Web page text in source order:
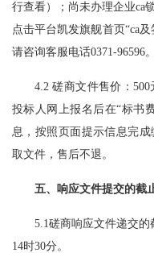
行查看）；尚未办理企业ca
点击平台凯发旗舰首页“ca
请咨询客服电话0371-96596。
4.2 磋商文件售价：
投标人网上报名后在“标书
息，按照页面提示信息完
取文件，售后不退。
五、 响应文件提交的截
5.1磋商响应文件递交的
14时30分。